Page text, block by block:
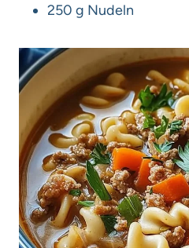
250 g Nudeln